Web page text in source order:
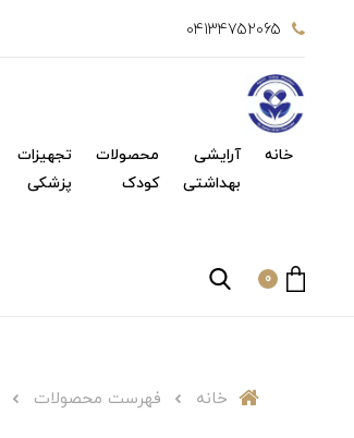
04134752065
خانه
آرایشی
بهداشتی
محصولات
کودک
تجهیزات
پزشکی
0
خانه فهرست محصولات